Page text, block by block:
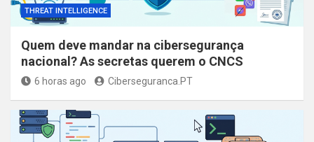
THREAT INTELLIGENCE
Quem deve mandar na cibersegurança
nacional? As secretas querem o CNCS
6 horas ago Ciberseguranca.PT